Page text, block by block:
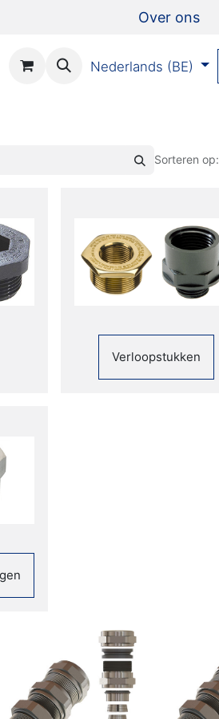
Over ons
Nederlands (BE)
Sorteren op:
Verloopstukken